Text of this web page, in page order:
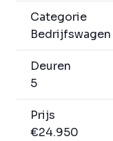
Categorie
Bedrijfswagen
Deuren
5
Prijs
€24.950